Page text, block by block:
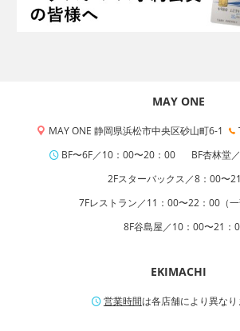
MAY ONE
MAY ONE 静岡県浜松市中央区砂山町6-1
BF〜6F／10：00〜20：00
BF杏林堂
2Fスターバックス／8：00〜
7Fレストラン／11：00〜22：00（一
8F谷島屋／10：00〜21：
EKIMACHI
営業時間は各店舗により異なり